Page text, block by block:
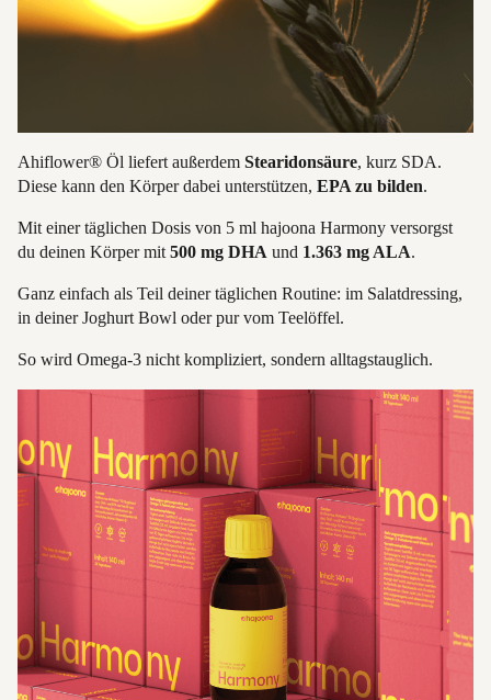
Ahiflower® Öl liefert außerdem Stearidonsäure, kurz SDA.
Diese kann den Körper dabei unterstützen, EPA zu bilden.
Mit einer täglichen Dosis von 5 ml hajoona Harmony versorgst
du deinen Körper mit 500 mg DHA und 1.363 mg ALA.
Ganz einfach als Teil deiner täglichen Routine: im Salatdressing,
in deiner Joghurt Bowl oder pur vom Teelöffel.
So wird Omega-3 nicht kompliziert, sondern alltagstauglich.